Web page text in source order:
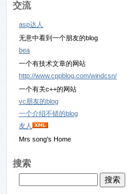
交流
asp达人
无意中看到一个朋友的blog
bea
一个有技术文章的网站
http://www.cppblog.com/windcsn/
一个有关c++的网站
vc朋友的blog
一个介绍不错的blog
友人
Mrs song's Home
搜索